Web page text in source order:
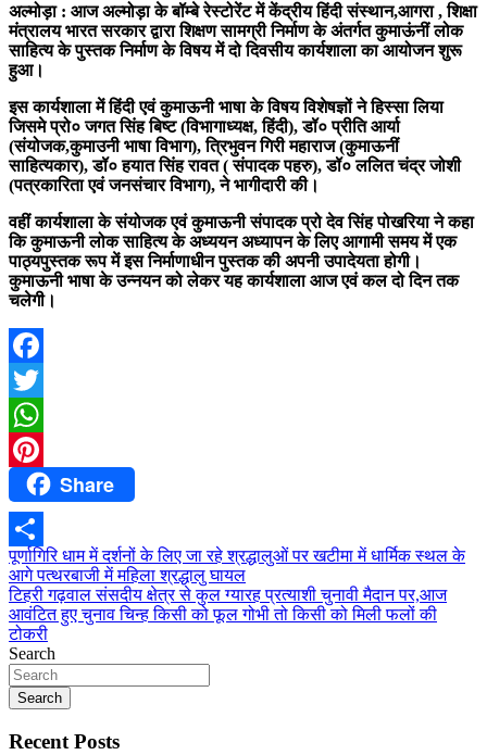
अल्मोड़ा : आज अल्मोड़ा के बॉम्बे रेस्टोरेंट में केंद्रीय हिंदी संस्थान,आगरा , शिक्षा
मंत्रालय भारत सरकार द्वारा शिक्षण सामग्री निर्माण के अंतर्गत कुमाऊंनीं लोक
साहित्य के पुस्तक निर्माण के विषय में दो दिवसीय कार्यशाला का आयोजन शुरू
हुआ।
इस कार्यशाला में हिंदी एवं कुमाऊनी भाषा के विषय विशेषज्ञों ने हिस्सा लिया
जिसमे प्रो० जगत सिंह बिष्ट (विभागाध्यक्ष, हिंदी), डॉ० प्रीति आर्या
(संयोजक,कुमाउनी भाषा विभाग), त्रिभुवन गिरी महाराज (कुमाऊनीं
साहित्यकार), डॉ० हयात सिंह रावत ( संपादक पहरु), डॉ० ललित चंद्र जोशी
(पत्रकारिता एवं जनसंचार विभाग), ने भागीदारी की।
वहीं कार्यशाला के संयोजक एवं कुमाऊनी संपादक प्रो देव सिंह पोखरिया ने कहा
कि कुमाऊनी लोक साहित्य के अध्ययन अध्यापन के लिए आगामी समय में एक
पाठ्यपुस्तक रूप में इस निर्माणाधीन पुस्तक की अपनी उपादेयता होगी।
कुमाऊनी भाषा के उन्नयन को लेकर यह कार्यशाला आज एवं कल दो दिन तक
चलेगी।
Facebook
Twitter
WhatsApp
PinterestShare
Share
Post
navigation
पूर्णागिरि धाम में दर्शनों के लिए जा रहे श्रद्धालुओं पर खटीमा में धार्मिक स्थल के
आगे पत्थरबाजी में महिला श्रद्धालु घायल
टिहरी गढ़वाल संसदीय क्षेत्र से कुल ग्यारह प्रत्याशी चुनावी मैदान पर,आज
आवंटित हुए चुनाव चिन्ह किसी को फूल गोभी तो किसी को मिली फलों की
टोकरी
Search
Search
Recent Posts